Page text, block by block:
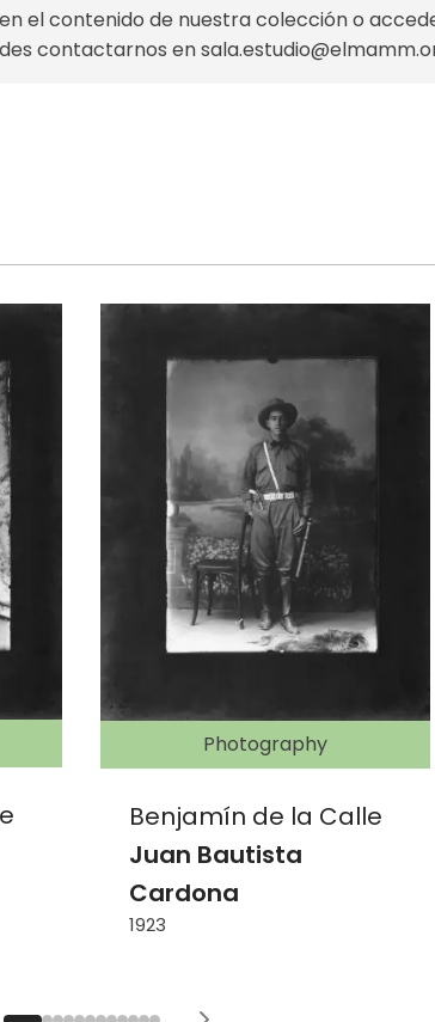
el contenido de nuestra colección o
contactarnos en
Photography
Benjamín de la Calle
Juan Bautista
Cardona
1923